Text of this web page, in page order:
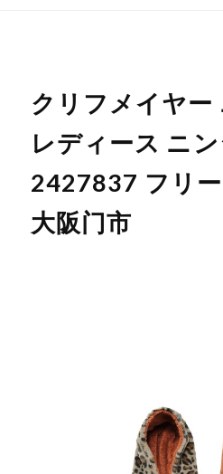
クリフメイヤー
レディース ニ
2427837 フリ
大阪门市